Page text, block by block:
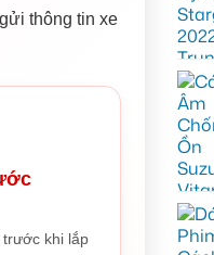
thông tin xe
khi lắp